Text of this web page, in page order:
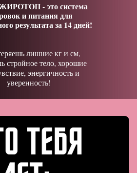
- это система
и питания для
результата за 14 дней!
лишние кг и см,
стройное тело, хорошие
энергичность и
уверенность!